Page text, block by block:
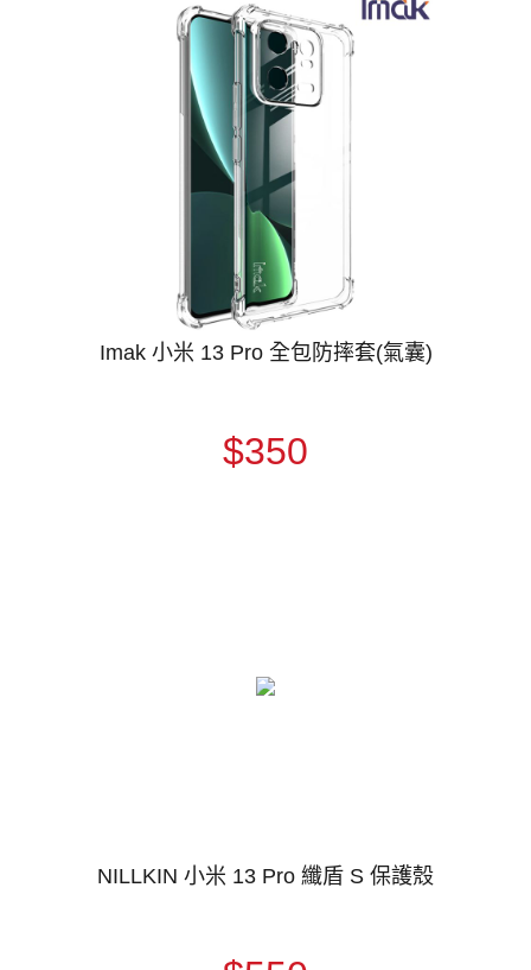
Imak 小米 13 Pro 全包防摔套(氣囊)
$350
NILLKIN 小米 13 Pro 纖盾 S 保護殼